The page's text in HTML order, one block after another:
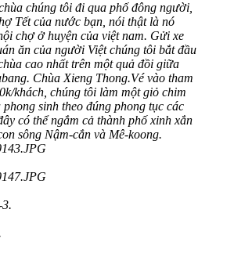
chúng tôi đi qua phố đông người,
Tết của nước bạn, nói thật là nó
chợ ở huyện của việt nam. Gửi xe
ăn của người Việt chúng tôi bắt đầu
cao nhất trên một quả đồi giữa
Chùa Xieng Thong.Vé vào tham
khách, chúng tôi làm một giỏ chim
phong sinh theo đúng phong tục các
có thể ngắm cả thành phố xinh xắn
sông Nậm-cắn và Mê-koong.